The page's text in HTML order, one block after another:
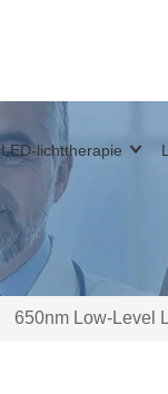
LED-lichttherapie
650nm Low-Level